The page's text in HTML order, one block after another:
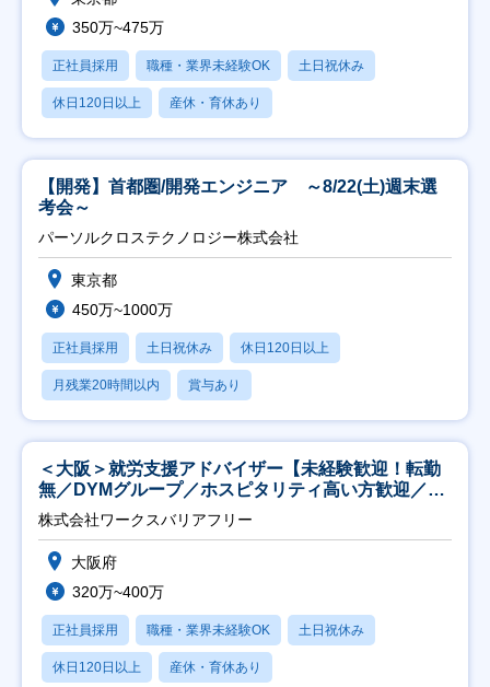
350万~475万
正社員採用 職種・業界未経験OK 土日祝休み
休日120日以上 産休・育休あり
【開発】首都圏/開発エンジニア ～8/22(土)週末選
考会～
パーソルクロステクノロジー株式会社
東京都
450万~1000万
正社員採用 土日祝休み 休日120日以上
月残業20時間以内 賞与あり
＜大阪＞就労支援アドバイザー【未経験歓迎！転勤
無／DYMグループ／ホスピタリティ高い方歓迎／土
日祝】
株式会社ワークスバリアフリー
大阪府
320万~400万
正社員採用 職種・業界未経験OK 土日祝休み
休日120日以上 産休・育休あり